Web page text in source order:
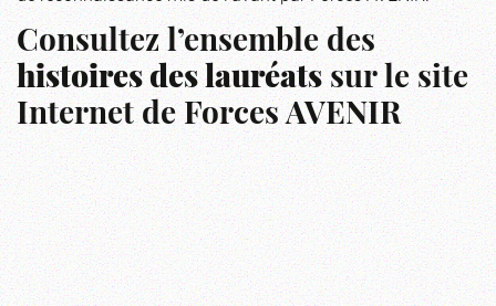
Consultez l’ensemble des
histoires des lauréatssur le site
Internet de Forces AVENIR